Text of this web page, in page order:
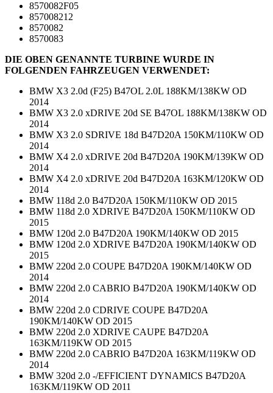
8570082F05
857008212
8570082
8570083
DIE OBEN GENANNTE TURBINE WURDE IN
FOLGENDEN FAHRZEUGEN VERWENDET:
BMW X3 2.0d (F25) B47OL 2.0L 188KM/138KW OD
2014
BMW X3 2.0 xDRIVE 20d SE B47OL 188KM/138KW OD
2014
BMW X3 2.0 SDRIVE 18d B47D20A 150KM/110KW OD
2014
BMW X4 2.0 xDRIVE 20d B47D20A 190KM/139KW OD
2014
BMW X4 2.0 xDRIVE 20d B47D20A 163KM/120KW OD
2014
BMW 118d 2.0 B47D20A 150KM/110KW OD 2015
BMW 118d 2.0 XDRIVE B47D20A 150KM/110KW OD
2015
BMW 120d 2.0 B47D20A 190KM/140KW OD 2015
BMW 120d 2.0 XDRIVE B47D20A 190KM/140KW OD
2015
BMW 220d 2.0 COUPE B47D20A 190KM/140KW OD
2014
BMW 220d 2.0 CABRIO B47D20A 190KM/140KW OD
2014
BMW 220d 2.0 CDRIVE COUPE B47D20A
190KM/140KW OD 2015
BMW 220d 2.0 XDRIVE CAUPE B47D20A
163KM/119KW OD 2015
BMW 220d 2.0 CABRIO B47D20A 163KM/119KW OD
2014
BMW 320d 2.0 -/EFFICIENT DYNAMICS B47D20A
163KM/119KW OD 2011